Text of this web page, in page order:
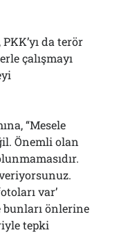
Böyle İsyan Etti:“Bizi
da terör
çalışmayı
“Mesele
Önemli olan
var’
önlerine
tepki